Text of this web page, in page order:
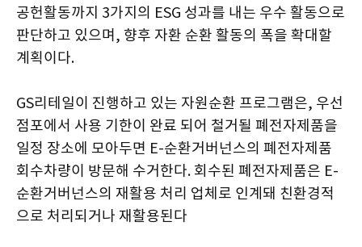
공헌활동까지 3가지의 ESG 성과를 내는 우수 활동으로
판단하고 있으며, 향후 자환 순환 활동의 폭을 확대할
계획이다.
GS리테일이 진행하고 있는 자원순환 프로그램은, 우선
점포에서 사용 기한이 완료 되어 철거될 폐전자제품을
일정 장소에 모아두면 E-순환거버넌스의 폐전자제품
회수차량이 방문해 수거한다. 회수된 폐전자제품은 E-
순환거버넌스의 재활용 처리 업체로 인계돼 친환경적
으로 처리되거나 재활용된다